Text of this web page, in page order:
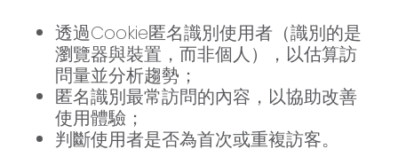
透過Cookie匿名識別使用者（識別的是
瀏覽器與裝置，而非個人），以估算訪
問量並分析趨勢；
匿名識別最常訪問的內容，以協助改善
使用體驗；
判斷使用者是否為首次或重複訪客。